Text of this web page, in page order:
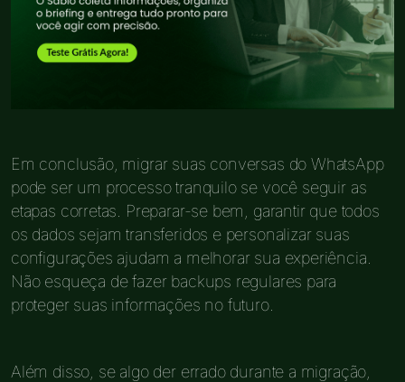
Em conclusão, migrar suas conversas do WhatsApp
pode ser um processo tranquilo se você seguir as
etapas corretas. Preparar-se bem, garantir que todos
os dados sejam transferidos e personalizar suas
configurações ajudam a melhorar sua experiência.
Não esqueça de fazer backups regulares para
proteger suas informações no futuro.
Além disso, se algo der errado durante a migração,